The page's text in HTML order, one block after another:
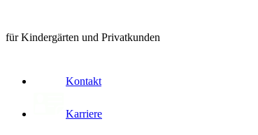
für Kindergärten und Privatkunden
Kontakt
Karriere